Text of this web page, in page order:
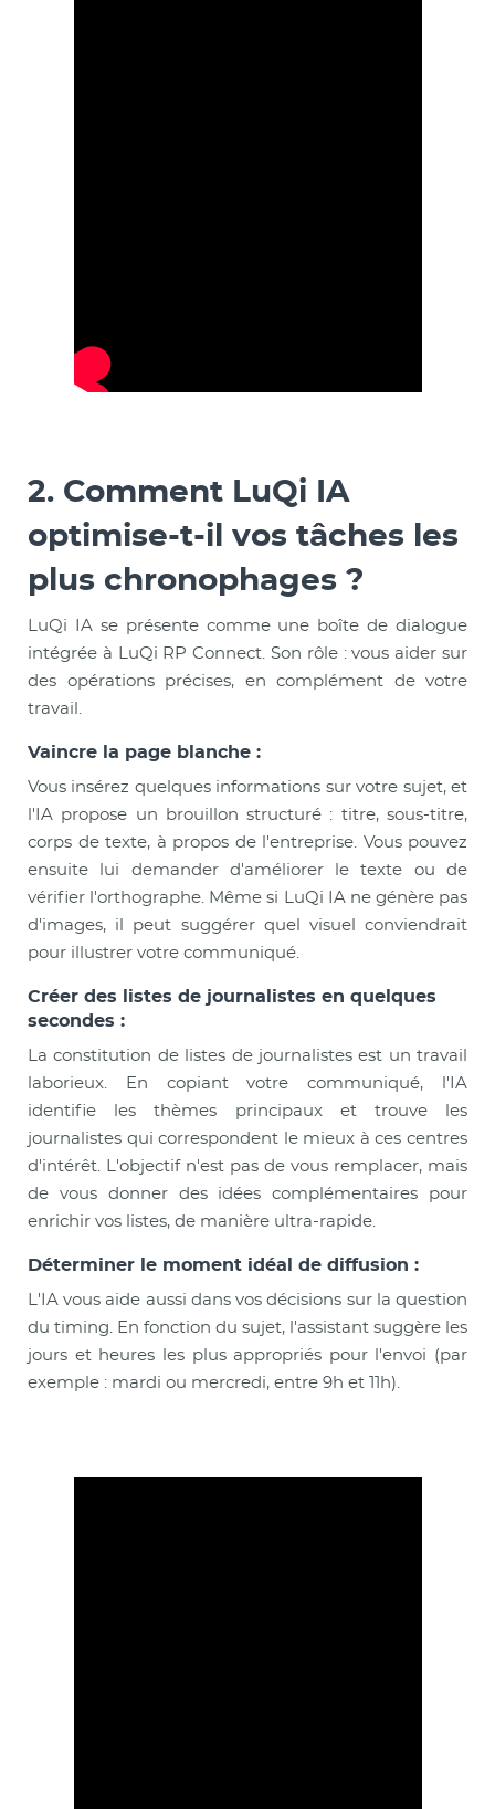
2. Comment LuQi IA
optimise-t-il vos tâches les
plus chronophages ?
LuQi IA se présente comme une boîte de dialogue
intégrée à LuQi RP Connect. Son rôle : vous aider sur
des opérations précises, en complément de votre
travail.
Vaincre la page blanche :
Vous insérez quelques informations sur votre sujet, et
l'IA propose un brouillon structuré : titre, sous-titre,
corps de texte, à propos de l'entreprise. Vous pouvez
ensuite lui demander d'améliorer le texte ou de
vérifier l'orthographe. Même si LuQi IA ne génère pas
d'images, il peut suggérer quel visuel conviendrait
pour illustrer votre communiqué.
Créer des listes de journalistes en quelques
secondes :
La constitution de listes de journalistes est un travail
laborieux. En copiant votre communiqué, l'IA
identifie les thèmes principaux et trouve les
journalistes qui correspondent le mieux à ces centres
d'intérêt. L'objectif n'est pas de vous remplacer, mais
de vous donner des idées complémentaires pour
enrichir vos listes, de manière ultra-rapide.
Déterminer le moment idéal de diffusion :
L'IA vous aide aussi dans vos décisions sur la question
du timing. En fonction du sujet, l'assistant suggère les
jours et heures les plus appropriés pour l'envoi (par
exemple : mardi ou mercredi, entre 9h et 11h).